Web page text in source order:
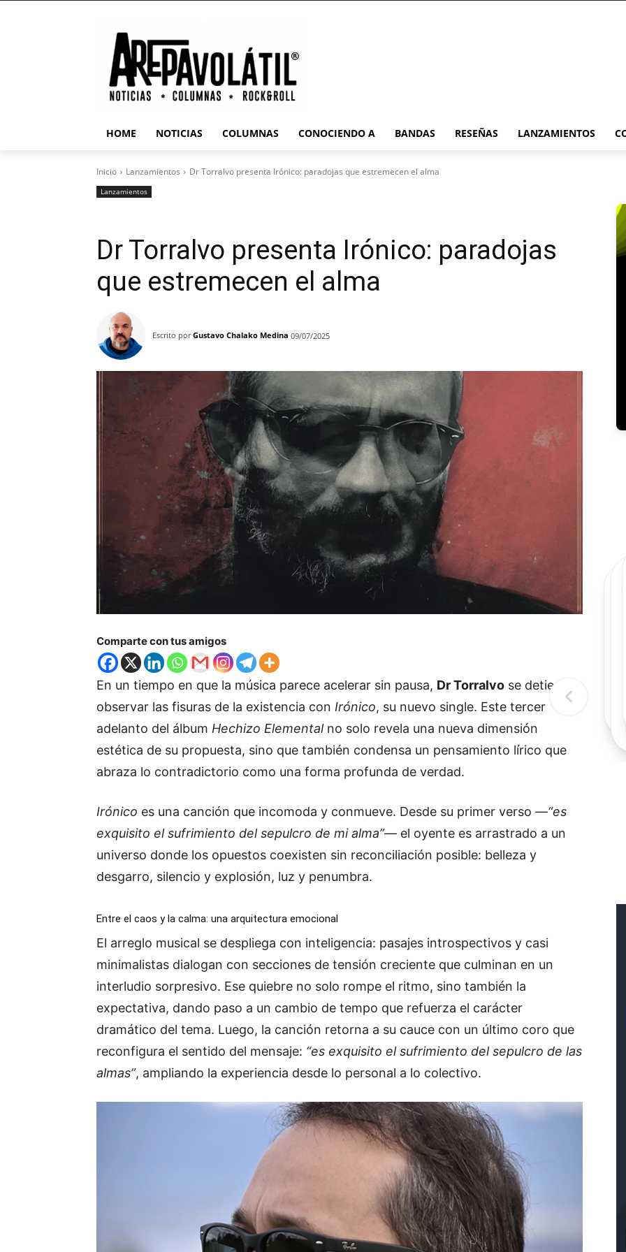
HOME NOTICIAS COLUMNAS CONOCIENDO A BANDAS RESEÑAS LANZAMIENTOS
Inicio Lanzamientos Dr Torralvo presenta Irónico: paradojas que estremecen el alma
Lanzamientos
Dr Torralvo presenta Irónico: paradojas
que estremecen el alma
Escrito por Gustavo Chalako Medina 09/07/2025
Comparte con tus amigos
En un tiempo en que la música parece acelerar sin pausa, Dr Torralvo se detiene a
observar las fisuras de la existencia con Irónico, su nuevo single. Este tercer
adelanto del álbum Hechizo Elementalno solo revela una nueva dimensión
estética de su propuesta, sino que también condensa un pensamiento lírico que
abraza lo contradictorio como una forma profunda de verdad.
Irónico es una canción que incomoda y conmueve. Desde su primer verso —“es
exquisito el sufrimiento del sepulcro de mi alma”— el oyente es arrastrado a un
universo donde los opuestos coexisten sin reconciliación posible: belleza y
desgarro, silencio y explosión, luz y penumbra.
Entre el caos y la calma: una arquitectura emocional
El arreglo musical se despliega con inteligencia: pasajes introspectivos y casi
minimalistas dialogan con secciones de tensión creciente que culminan en un
interludio sorpresivo. Ese quiebre no solo rompe el ritmo, sino también la
expectativa, dando paso a un cambio de tempo que refuerza el carácter
dramático del tema. Luego, la canción retorna a su cauce con un último coro que
reconfigura el sentido del mensaje: “es exquisito el sufrimiento del sepulcro de las
almas”, ampliando la experiencia desde lo personal a lo colectivo.